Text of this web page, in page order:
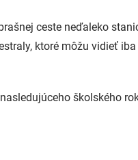
ceste neďaleko
ktoré môžu vidieť
školského